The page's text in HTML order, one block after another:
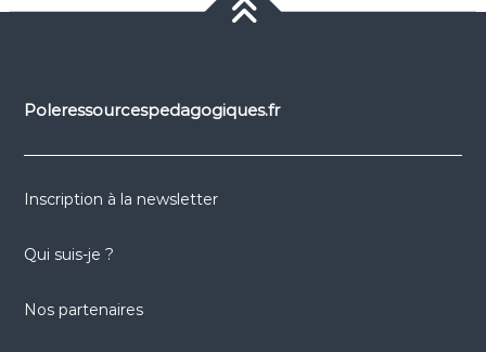
Poleressourcespedagogiques.fr
Inscription à la newsletter
Qui suis-je ?
Nos partenaires